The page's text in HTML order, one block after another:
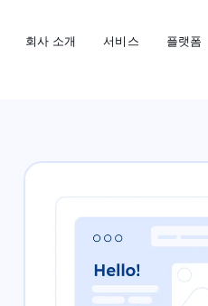
회사 소개 서비스 플랫폼